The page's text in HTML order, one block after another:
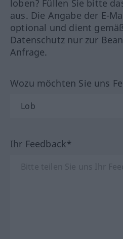
loben? Füllen Sie bitte
aus. Die Angabe der E-
optional und dient
Datenschutz nur zur
Anfrage.
Wozu möchten Sie uns
Ihr Feedback*